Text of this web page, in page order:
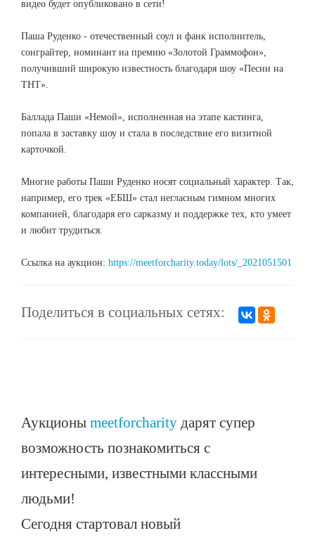
видео будет опубликовано в сети!
Паша Руденко - отечественный соул и фанк исполнитель,
сонграйтер, номинант на премию «Золотой Граммофон»,
получивший широкую известность благодаря шоу «Песни на
ТНТ».
Баллада Паши «Немой», исполненная на этапе кастинга,
попала в заставку шоу и стала в последствие его визитной
карточкой.
Многие работы Паши Руденко носят социальный характер. Так,
например, его трек «ЕБШ» стал негласным гимном многих
компанией, благодаря его сарказму и поддержке тех, кто умеет
и любит трудиться.
Ссылка на аукцион: https://meetforcharity.today/lots/_2021051501
Поделиться в социальных сетях:
Аукционы meetforcharity дарят супер
возможность познакомиться с
интересными, известными классными
людьми!
Сегодня стартовал новый